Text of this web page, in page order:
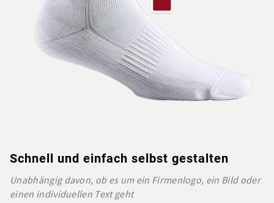
Schnell und einfach selbst gestalten
Unabhängig davon, ob es um ein Firmenlogo, ein Bild oder
einen individuellen Text geht